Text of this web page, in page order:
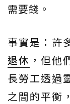
需要錢。
事實是：許
退休 ，但他
長勞工透過
之間的平衡